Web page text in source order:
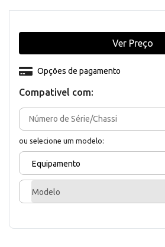
Compativel com:
ou selecione um modelo:
Equipamento
Modelo
Opções de pagamento
Ver Preço